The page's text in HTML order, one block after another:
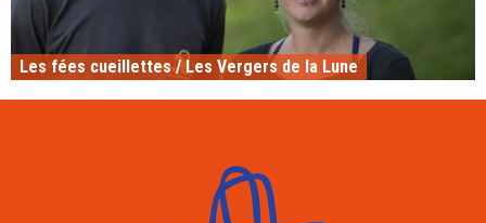
Les fées cueillettes / Les Vergers de la Lune